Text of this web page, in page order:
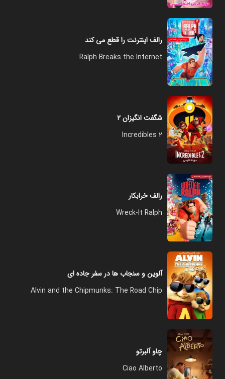
رالف اینترنت را قطع می کند
Ralph Breaks the Internet
شگفت انگیزان ۲
Incredibles 2
رالف خرابکار
Wreck-It Ralph
آلوین و سنجاب ها در سفر جاده ای
Alvin and the Chipmunks: The Road Chip
چاو آلبرتو
Ciao Alberto